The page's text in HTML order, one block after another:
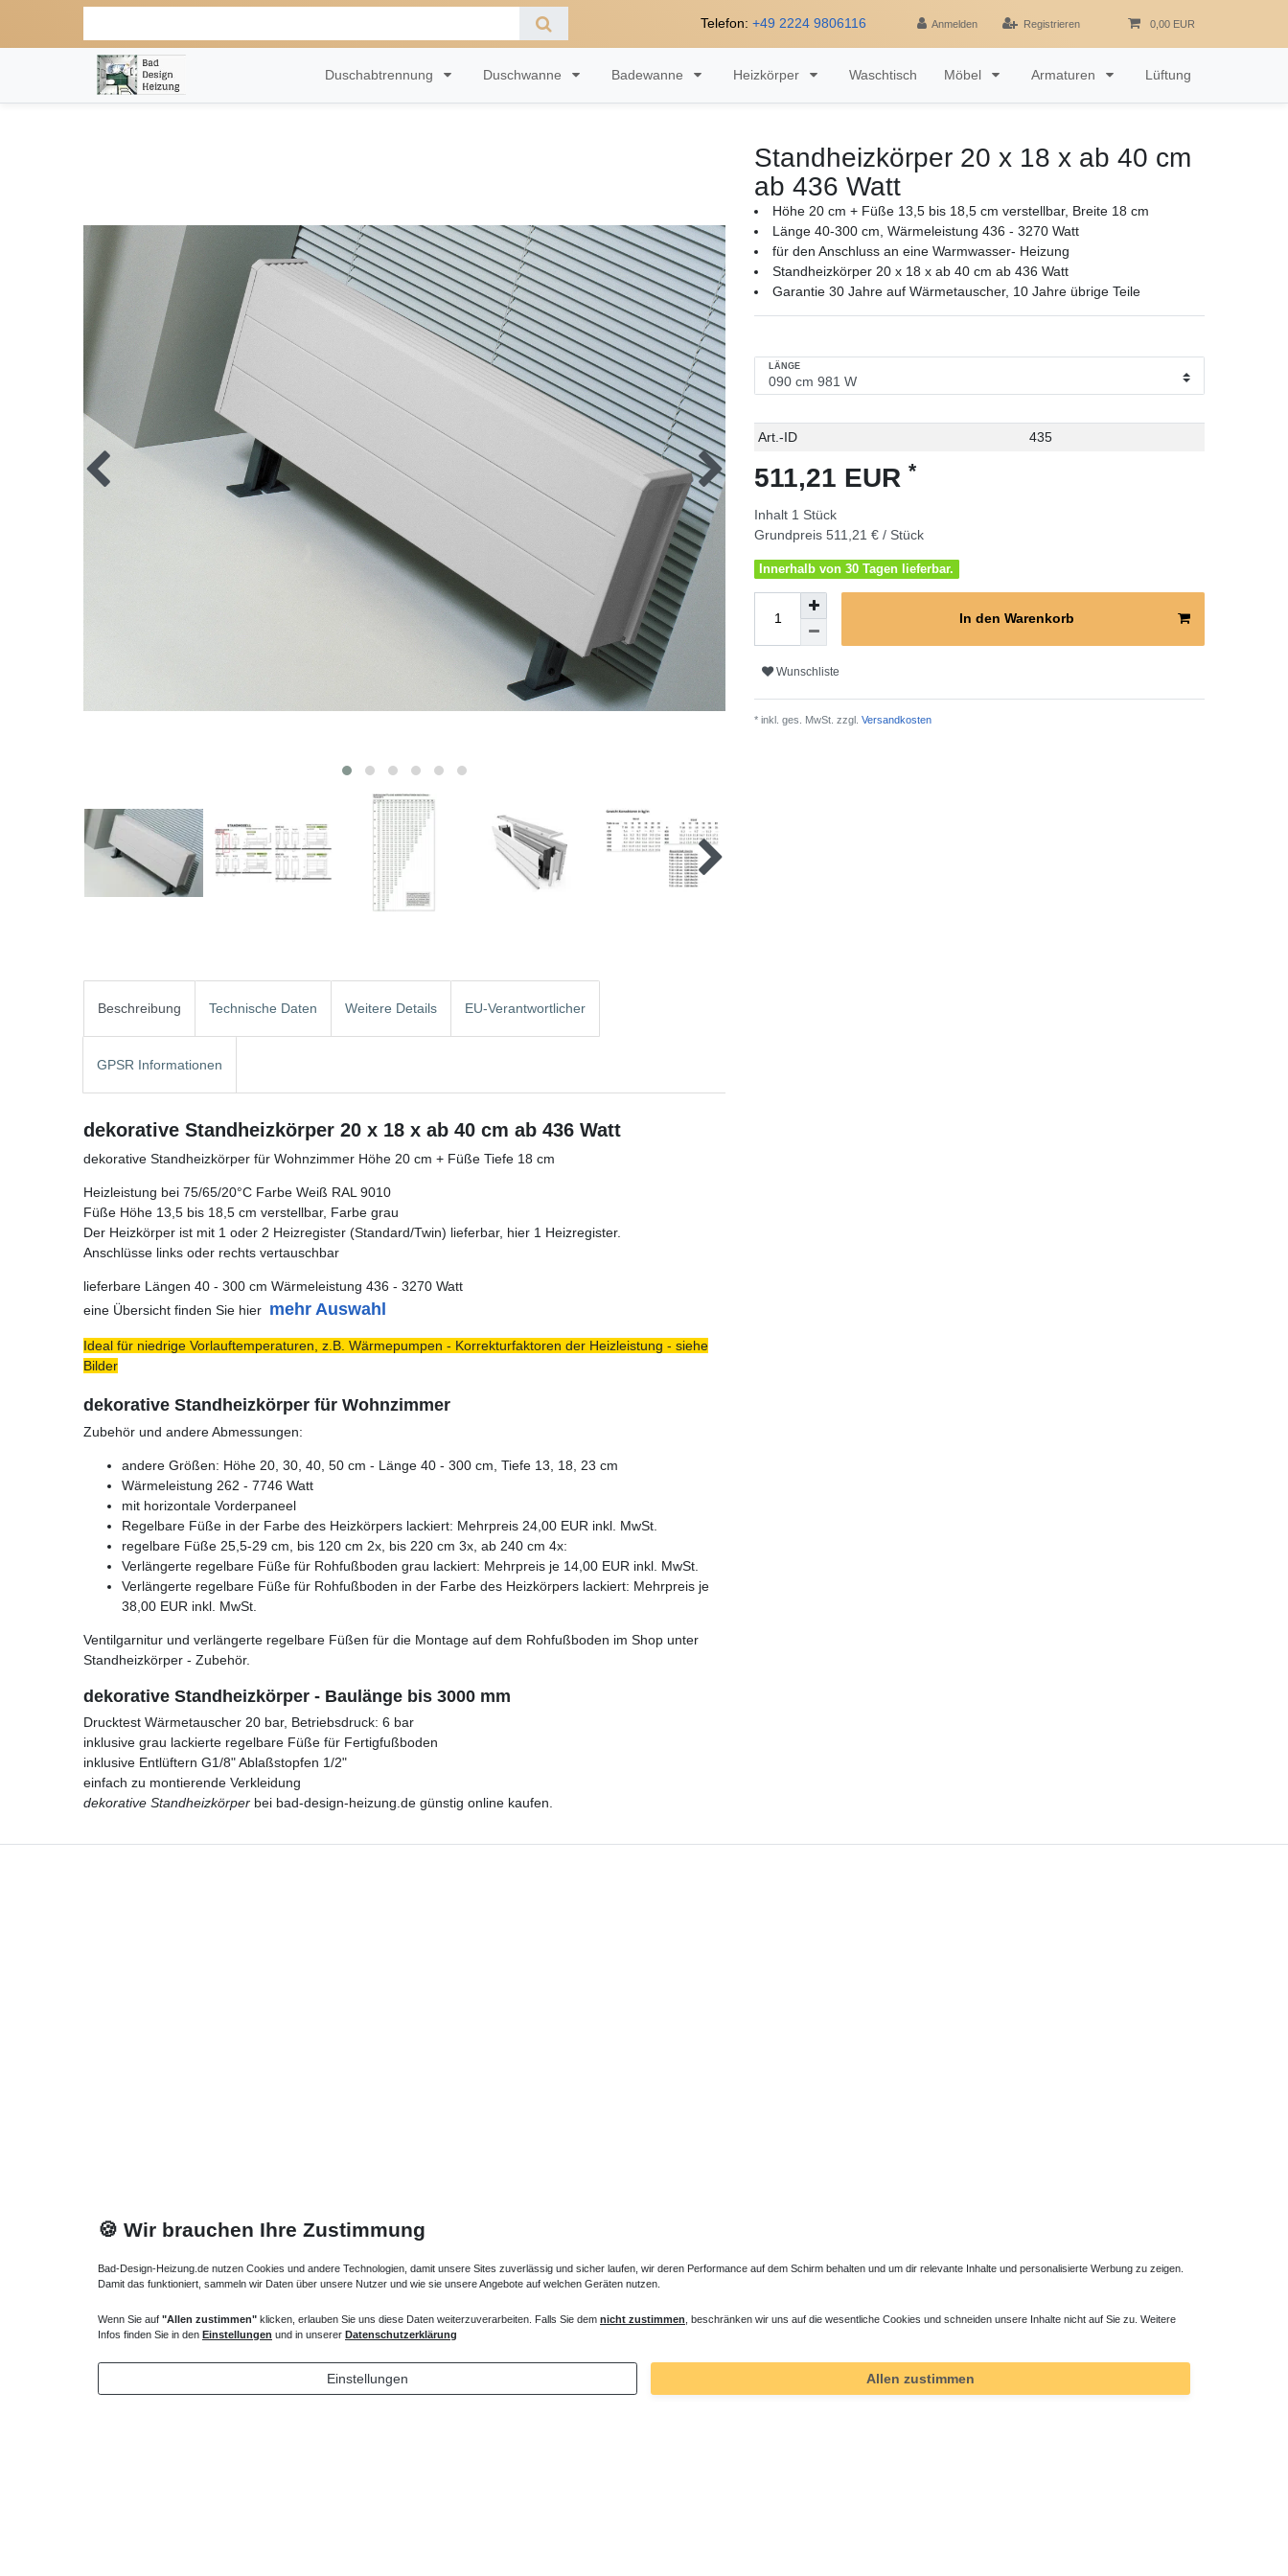
Telefon: +49 2224 9806116 Anmelden Registrieren 0,00 EUR
Duschabtrennung Duschwanne Badewanne Heizkörper Waschtisch Möbel Armaturen Lüftung
Standheizkörper 20 x 18 x ab 40 cm
ab 436 Watt
Höhe 20 cm + Füße 13,5 bis 18,5 cm verstellbar, Breite 18 cm
Länge 40-300 cm, Wärmeleistung 436 - 3270 Watt
für den Anschluss an eine Warmwasser- Heizung
Standheizkörper 20 x 18 x ab 40 cm ab 436 Watt
Garantie 30 Jahre auf Wärmetauscher, 10 Jahre übrige Teile
LÄNGE
Technisches
Wert
Art.-ID 435
511,21 EUR *
Inhalt 1 Stück
Grundpreis 511,21 € / Stück
Innerhalb von 30 Tagen lieferbar.
In den Warenkorb
Wunschliste
* inkl. ges. MwSt. zzgl. Versandkosten
Beschreibung Technische Daten Weitere Details EU-Verantwortlicher
GPSR Informationen
dekorative Standheizkörper 20 x 18 x ab 40 cm ab 436 Watt
dekorative Standheizkörper für Wohnzimmer Höhe 20 cm + Füße Tiefe 18 cm
Heizleistung bei 75/65/20°C Farbe Weiß RAL 9010
Füße Höhe 13,5 bis 18,5 cm verstellbar, Farbe grau
Der Heizkörper ist mit 1 oder 2 Heizregister (Standard/Twin) lieferbar, hier 1 Heizregister.
Anschlüsse links oder rechts vertauschbar
lieferbare Längen 40 - 300 cm Wärmeleistung 436 - 3270 Watt
eine Übersicht finden Sie hier mehr Auswahl
Ideal für niedrige Vorlauftemperaturen, z.B. Wärmepumpen - Korrekturfaktoren der Heizleistung - siehe
Bilder
dekorative Standheizkörper für Wohnzimmer
Zubehör und andere Abmessungen:
andere Größen: Höhe 20, 30, 40, 50 cm - Länge 40 - 300 cm, Tiefe 13, 18, 23 cm
Wärmeleistung 262 - 7746 Watt
mit horizontale Vorderpaneel
Regelbare Füße in der Farbe des Heizkörpers lackiert: Mehrpreis 24,00 EUR inkl. MwSt.
regelbare Füße 25,5-29 cm, bis 120 cm 2x, bis 220 cm 3x, ab 240 cm 4x:
Verlängerte regelbare Füße für Rohfußboden grau lackiert: Mehrpreis je 14,00 EUR inkl. MwSt.
Verlängerte regelbare Füße für Rohfußboden in der Farbe des Heizkörpers lackiert: Mehrpreis je
38,00 EUR inkl. MwSt.
Ventilgarnitur und verlängerte regelbare Füßen für die Montage auf dem Rohfußboden im Shop unter
Standheizkörper - Zubehör.
dekorative Standheizkörper - Baulänge bis 3000 mm
Drucktest Wärmetauscher 20 bar, Betriebsdruck: 6 bar
inklusive grau lackierte regelbare Füße für Fertigfußboden
inklusive Entlüftern G1/8" Ablaßstopfen 1/2"
einfach zu montierende Verkleidung
dekorative Standheizkörper bei bad-design-heizung.de günstig online kaufen.
Heizkörper Ventil Regelbare Füße Standheizkörper LIF-TEF Füße in Heizkörperfarbe
🍪 Wir brauchen Ihre Zustimmung
Bad-Design-Heizung.de nutzen Cookies und andere Technologien, damit unsere Sites zuverlässig und sicher laufen, wir deren Performance auf dem Schirm behalten und um dir relevante Inhalte und personalisierte Werbung zu zeigen.
Damit das funktioniert, sammeln wir Daten über unsere Nutzer und wie sie unsere Angebote auf welchen Geräten nutzen.
Wenn Sie auf "Allen zustimmen" klicken, erlauben Sie uns diese Daten weiterzuverarbeiten. Falls Sie dem nicht zustimmen , beschränken wir uns auf die wesentliche Cookies und schneiden unsere Inhalte nicht auf Sie zu. Weitere
Infos finden Sie in den Einstellungen und in unserer Datenschutzerklärung
Einstellungen Allen zustimmen